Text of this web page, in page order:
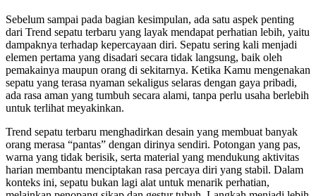
Sebelum sampai pada bagian kesimpulan, ada satu aspek penting
dari Trend sepatu terbaru yang layak mendapat perhatian lebih, yaitu
dampaknya terhadap kepercayaan diri. Sepatu sering kali menjadi
elemen pertama yang disadari secara tidak langsung, baik oleh
pemakainya maupun orang di sekitarnya. Ketika Kamu mengenakan
sepatu yang terasa nyaman sekaligus selaras dengan gaya pribadi,
ada rasa aman yang tumbuh secara alami, tanpa perlu usaha berlebih
untuk terlihat meyakinkan.
Trend sepatu terbaru menghadirkan desain yang membuat banyak
orang merasa “pantas” dengan dirinya sendiri. Potongan yang pas,
warna yang tidak berisik, serta material yang mendukung aktivitas
harian membantu menciptakan rasa percaya diri yang stabil. Dalam
konteks ini, sepatu bukan lagi alat untuk menarik perhatian,